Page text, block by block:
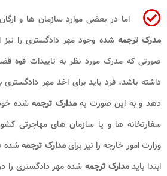
اما در بعضی موارد سازمان ها و
مدرک ترجمه شده وجود مهر دادگستری را نیز
صورتی که مدرک مورد نظر به تاییدات قوه
داشته باشد، فرد باید برای اخذ مهر دادگستری
دهد و به این صورت بهمدارک ترجمهشده
سفارتخانه ها و یا سازمان های مهاجرتی
وزارت امور خارجه را نیز برایمدارک ترجمهشده
ابتدا بایدمدارک ترجمه شده مهر دادگستری را